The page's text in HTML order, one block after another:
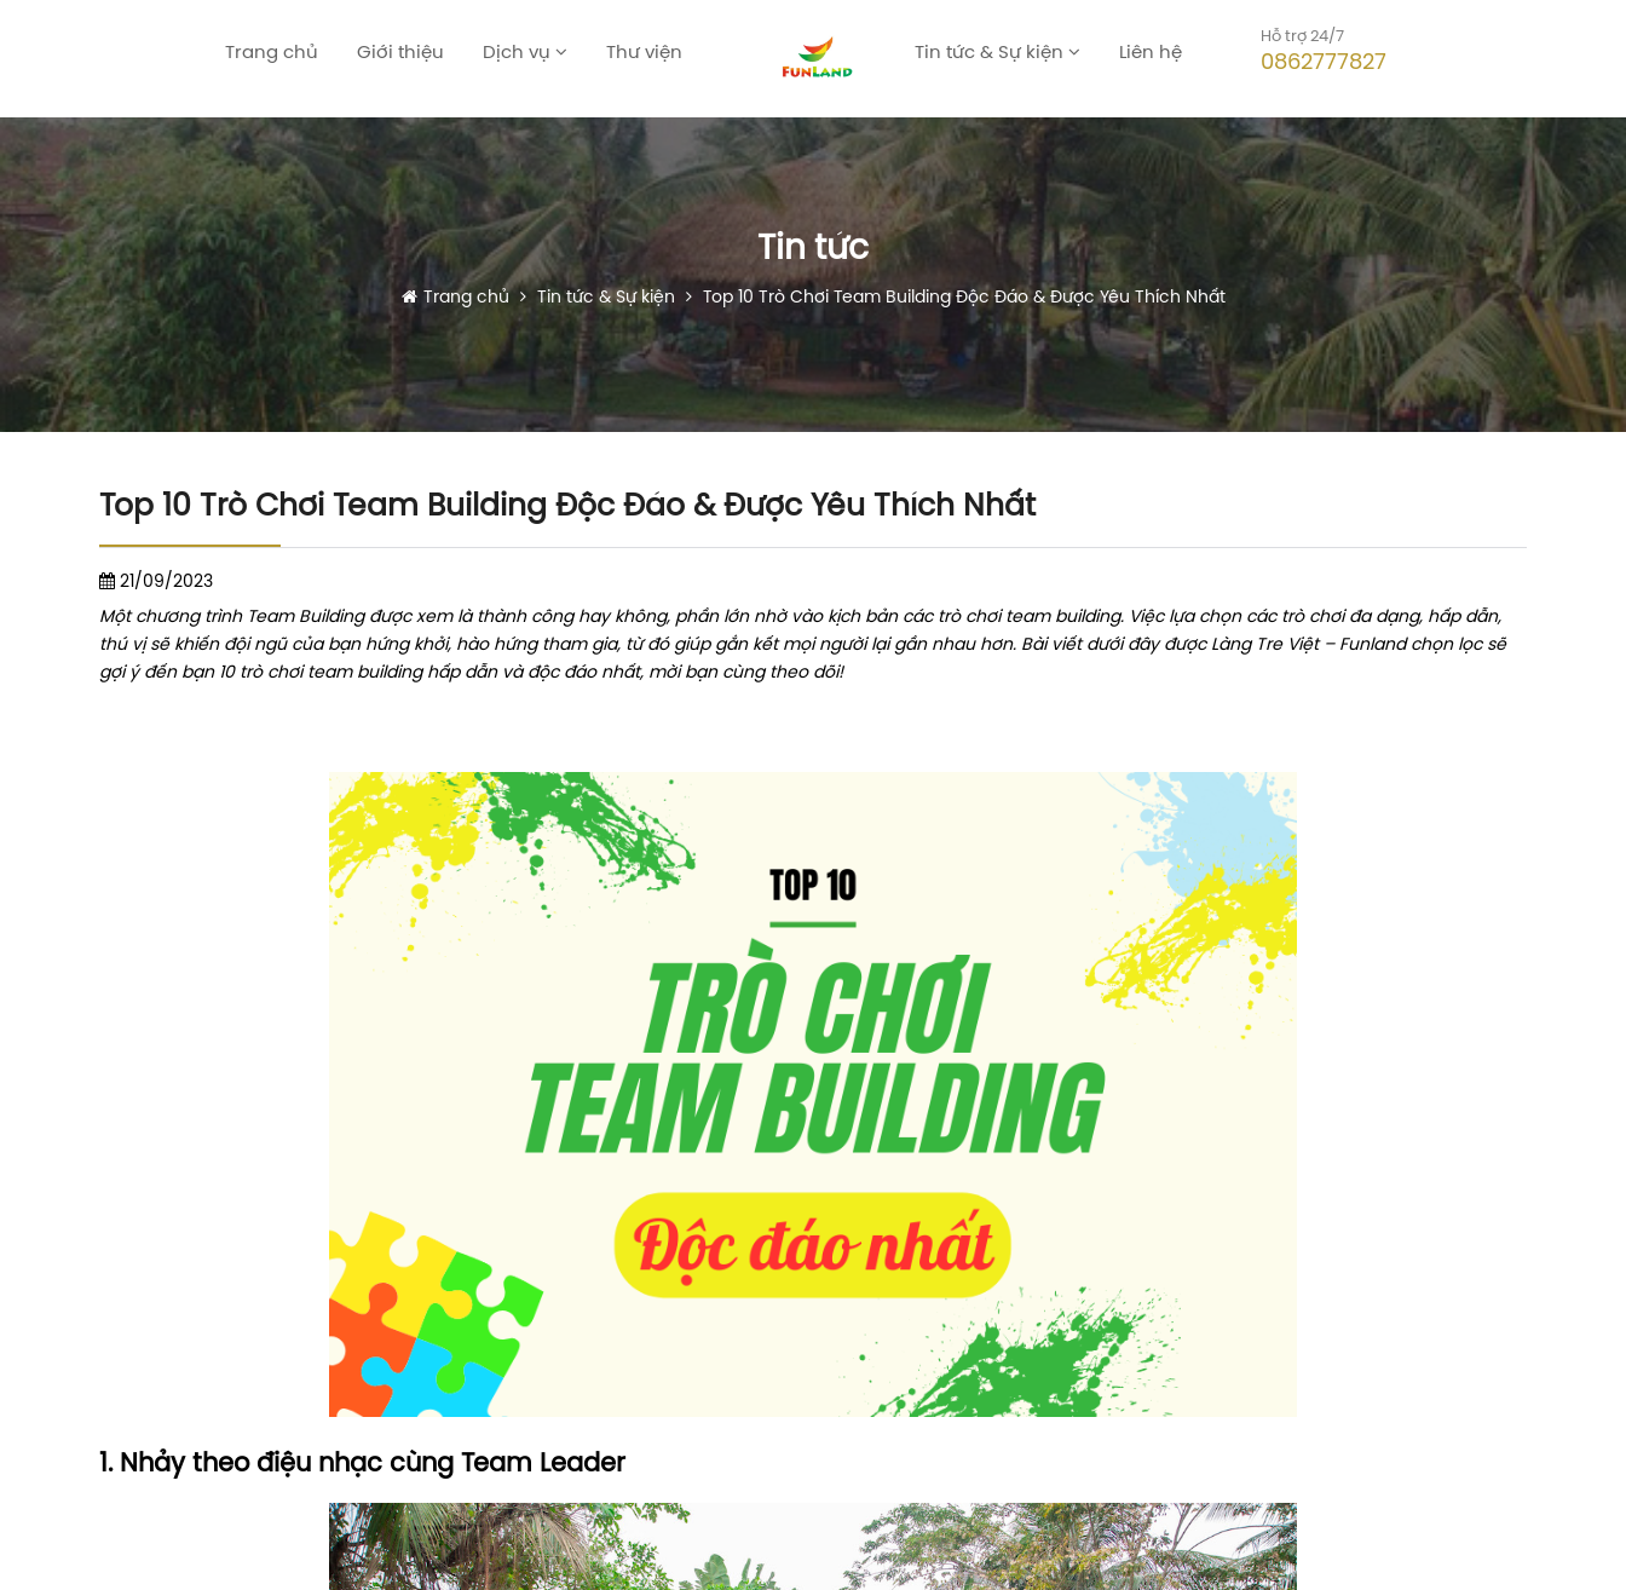
Trang chủ Giới thiệu Dịch vụ Thư viện Tin tức & Sự kiện Liên hệ
Hỗ trợ 24/7
0862777827
Tin tức
Trang chủ Tin tức & Sự kiện Top 10 Trò Chơi Team Building Độc Đáo & Được Yêu Thích Nhất
Top 10 Trò Chơi Team Building Độc Đáo & Được Yêu Thích Nhất
21/09/2023
Một chương trình Team Building được xem là thành công hay không, phần lớn nhờ vào kịch bản các trò chơi team building. Việc lựa chọn các trò chơi đa dạng, hấp dẫn,
thú vị sẽ khiến đội ngũ của bạn hứng khởi, hào hứng tham gia, từ đó giúp gắn kết mọi người lại gần nhau hơn. Bài viết dưới đây được Làng Tre Việt – Funland chọn lọc sẽ
gợi ý đến bạn 10 trò chơi team building hấp dẫn và độc đáo nhất, mời bạn cùng theo dõi!
1. Nhảy theo điệu nhạc cùng Team Leader